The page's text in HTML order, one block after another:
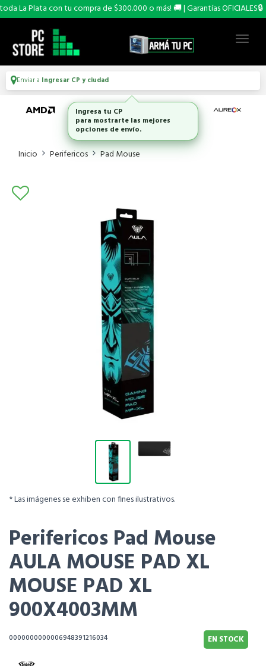
La Plata con tu compra de $300.000 o más! 🚚 | Garantías OFICIALES🔒
Enviar a Ingresar CP y ciudad
Inicio Perifericos Pad Mouse
* Las imágenes se exhiben con fines ilustrativos.
Perifericos Pad Mouse
AULA MOUSE PAD XL
MOUSE PAD XL
900X4003MM
0000000000006948391216034 EN STOCK
Ingresa tu CP
para mostrarte las mejores
opciones de envío.